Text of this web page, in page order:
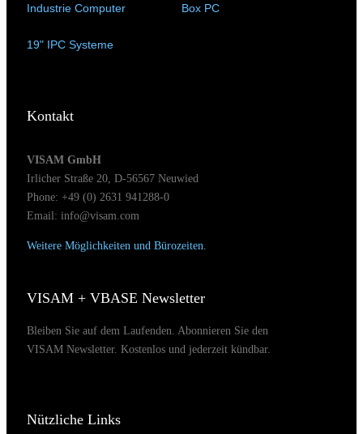
Industrie Computer Box PC
19" IPC Systeme
Kontakt
VISAM GmbH
Irlicher Straße 20, D-56567 Neuwied
Phone: +49 (0) 2631 941288-0
Email: info@visam.com
Weitere Möglichkeiten und Bürozeiten.
VISAM + VBASE Newsletter
Bleiben Sie auf dem Laufenden. Abonnieren Sie den
VISAM Newsletter. Kostenlos und jederzeit kündbar.
Nützliche Links